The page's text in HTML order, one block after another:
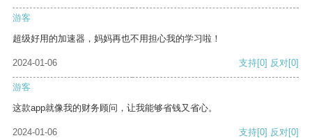
游客
超级好用的加速器，妈妈再也不用担心我的学习啦！
2024-01-06 支持[0] 反对[0]
游客
这款app就像我的财务顾问，让我能够省钱又省心。
2024-01-06 支持[0] 反对[0]